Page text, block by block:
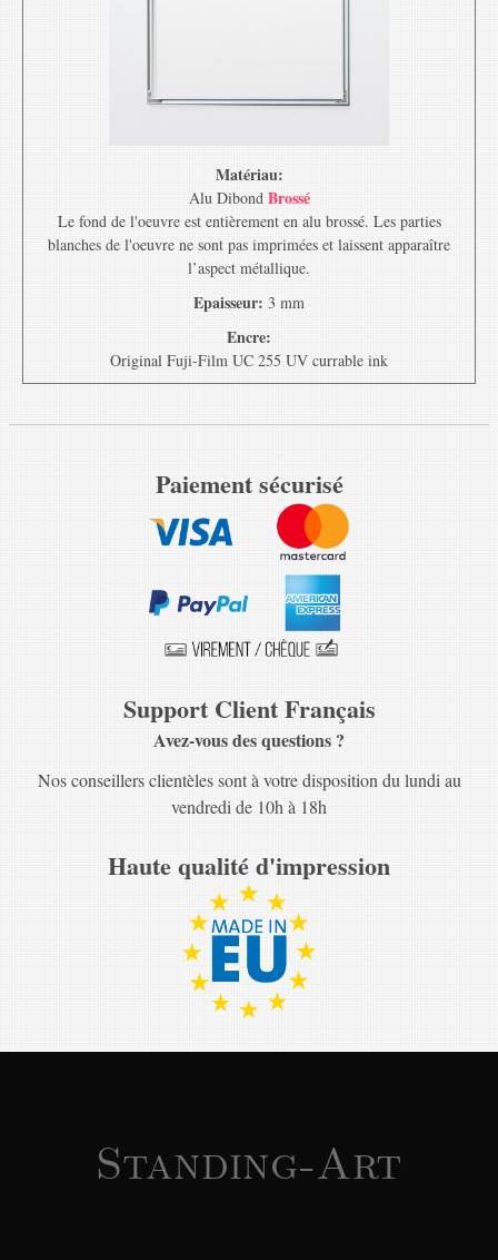
Matériau:
Alu Dibond Brossé
Le fond de l'oeuvre est entièrement en alu brossé. Les parties
blanches de l'oeuvre ne sont pas imprimées et laissent apparaître
l’aspect métallique.
Epaisseur: 3 mm
Encre:
Original Fuji-Film UC 255 UV currable ink
Paiement sécurisé
Support Client Français
Avez-vous des questions ?
Nos conseillers clientèles sont à votre disposition du lundi au
vendredi de 10h à 18h
Haute qualité d'impression
Standing-Art